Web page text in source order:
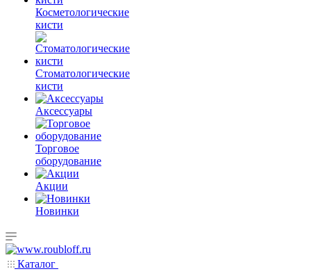
Косметологические
кисти
Стоматологические
кисти
Аксессуары
Торговое
оборудование
Акции
Новинки
Каталог